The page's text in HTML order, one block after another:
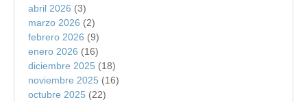
abril 2026 (3)
marzo 2026 (2)
febrero 2026 (9)
enero 2026 (16)
diciembre 2025 (18)
noviembre 2025 (16)
octubre 2025 (22)